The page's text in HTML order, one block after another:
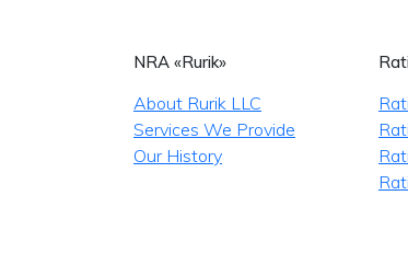
NRA «Rurik»
About Rurik LLC
Services We Provide
Our History